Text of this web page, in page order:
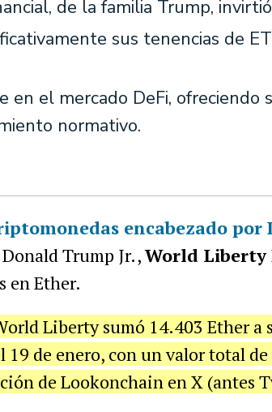
de la familia Trump,
sus tenencias de
en el mercado DeFi,
normativo.
encabezado por
Trump Jr.,World Liberty
en Ether.
Liberty sumó 14.403 Ether a
19 de enero, con un valor total de
de Lookonchain en X (antes